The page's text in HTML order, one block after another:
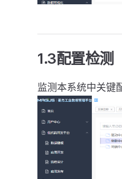
1.3配置检测
监测本系统中关键